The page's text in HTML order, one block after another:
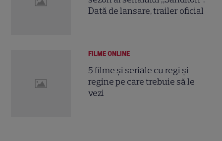
Dată de lansare, trailer oficial
FILME ONLINE
5 filme și seriale cu regi și
regine pe care trebuie să le
vezi